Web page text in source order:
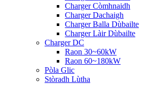
Charger Còmhnaidh
Charger Dachaigh
Charger Balla Dùbailte
Charger Làir Dùbailte
Charger DC
Raon 30~60kW
Raon 60~180kW
Pòla Glic
Stòradh Lùtha